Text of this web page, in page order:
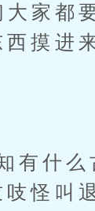
家都
摸进
什么
怪叫